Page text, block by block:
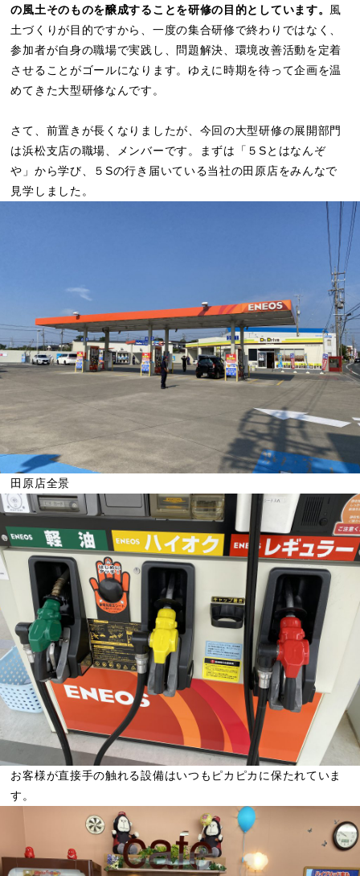
の風土そのものを醸成することを研修の目的としています。 風
土づくりが目的ですから、一度の集合研修で終わりではなく、
参加者が自身の職場で実践し、問題解決、環境改善活動を定着
させることがゴールになります。ゆえに時期を待って企画を温
めてきた大型研修なんです。
さて、前置きが長くなりましたが、今回の大型研修の展開部門
は浜松支店の職場、メンバーです。まずは「５Sとはなんぞ
や」から学び、５Sの行き届いている当社の田原店をみんなで
見学しました。
田原店全景
お客様が直接手の触れる設備はいつもピカピカに保たれていま
す。